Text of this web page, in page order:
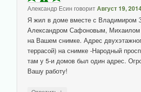
Александр Есин говоритАвгуст 19,
Я жил в доме вместе с Владимиром
Александром Сафоновым,
на Вашем снимке. Адрес
террасой) на снимке -Народный
там у 5-и домов был один адрес.
Вашу работу!